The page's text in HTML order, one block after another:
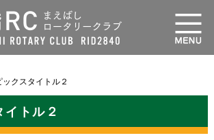
ックスタイトル２
イトル２